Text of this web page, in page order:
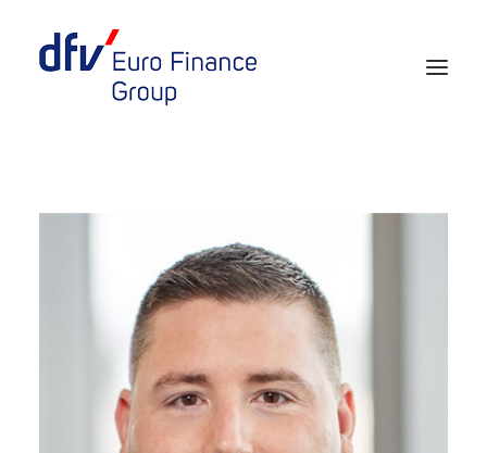
European Banker of the Year